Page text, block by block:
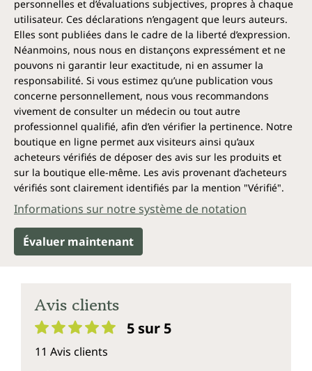
personnelles et d’évaluations subjectives, propres à chaque
utilisateur. Ces déclarations n’engagent que leurs auteurs.
Elles sont publiées dans le cadre de la liberté d’expression.
Néanmoins, nous nous en distançons expressément et ne
pouvons ni garantir leur exactitude, ni en assumer la
responsabilité. Si vous estimez qu’une publication vous
concerne personnellement, nous vous recommandons
vivement de consulter un médecin ou tout autre
professionnel qualifié, afin d’en vérifier la pertinence. Notre
boutique en ligne permet aux visiteurs ainsi qu’aux
acheteurs vérifiés de déposer des avis sur les produits et
sur la boutique elle-même. Les avis provenant d’acheteurs
vérifiés sont clairement identifiés par la mention "Vérifié".
Informations sur notre système de notation
Évaluer maintenant
Avis clients
5 sur 5
11 Avis clients